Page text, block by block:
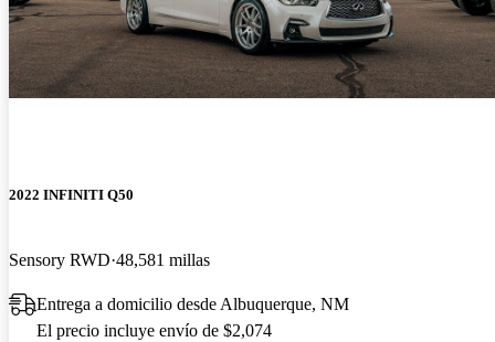
2022 INFINITI Q50
Sensory RWD 48,581 millas
Entrega a domicilio desde Albuquerque, NM
El precio incluye envío de $2,074